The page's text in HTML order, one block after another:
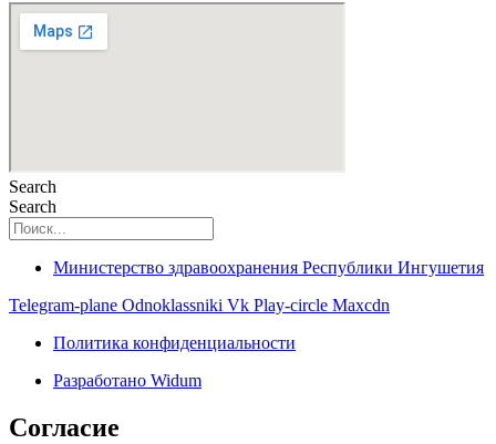
Search
Search
Министерство здравоохранения Республики Ингушетия
Telegram-plane Odnoklassniki Vk Play-circle Maxcdn
Политика конфиденциальности
Разработано Widum
Согласие